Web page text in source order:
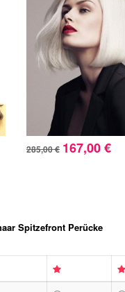
285,00 € 167,00 €
Spitzefront Perücke